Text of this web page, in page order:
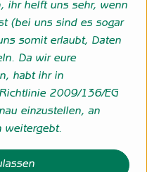
ihr helft uns sehr, wenn
(bei uns sind es sogar
somit erlaubt, Daten
Da wir eure
habt ihr in
2009/136/EG
einzustellen, an
weitergebt.